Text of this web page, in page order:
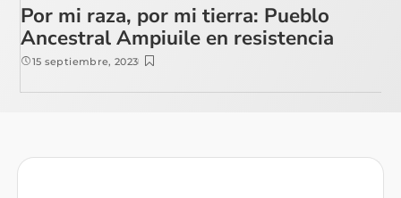
Por mi raza, por mi tierra: Pueblo
Ancestral Ampiuile en resistencia
15 septiembre, 2023